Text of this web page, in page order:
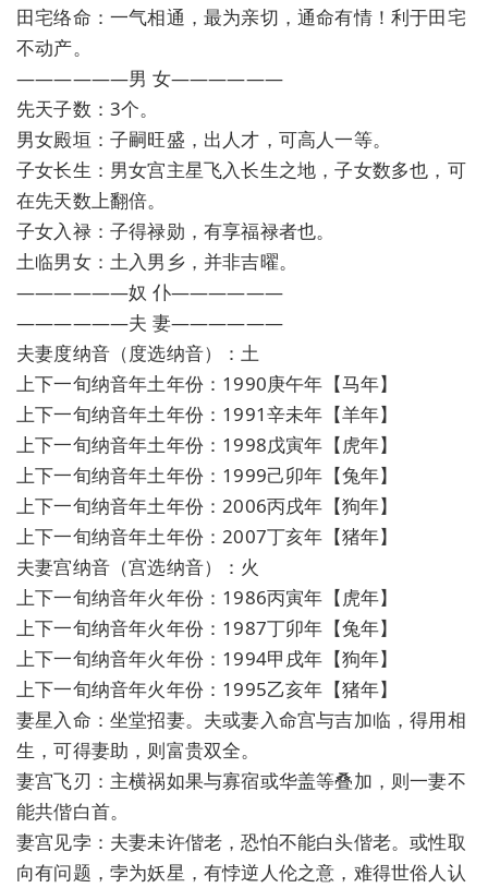
田宅络命：一气相通，最为亲切，通命有情！利于田宅
不动产。
——————男 女——————
先天子数：3个。
男女殿垣：子嗣旺盛，出人才，可高人一等。
子女长生：男女宫主星飞入长生之地，子女数多也，可
在先天数上翻倍。
子女入禄：子得禄勋，有享福禄者也。
土临男女：土入男乡，并非吉曜。
——————奴 仆——————
——————夫 妻——————
夫妻度纳音（度选纳音）：土
上下一旬纳音年土年份：1990庚午年【马年】
上下一旬纳音年土年份：1991辛未年【羊年】
上下一旬纳音年土年份：1998戊寅年【虎年】
上下一旬纳音年土年份：1999己卯年【兔年】
上下一旬纳音年土年份：2006丙戌年【狗年】
上下一旬纳音年土年份：2007丁亥年【猪年】
夫妻宫纳音（宫选纳音）：火
上下一旬纳音年火年份：1986丙寅年【虎年】
上下一旬纳音年火年份：1987丁卯年【兔年】
上下一旬纳音年火年份：1994甲戌年【狗年】
上下一旬纳音年火年份：1995乙亥年【猪年】
妻星入命：坐堂招妻。夫或妻入命宫与吉加临，得用相
生，可得妻助，则富贵双全。
妻宫飞刃：主横祸如果与寡宿或华盖等叠加，则一妻不
能共偕白首。
妻宫见孛：夫妻未许偕老，恐怕不能白头偕老。或性取
向有问题，孛为妖星，有悖逆人伦之意，难得世俗人认